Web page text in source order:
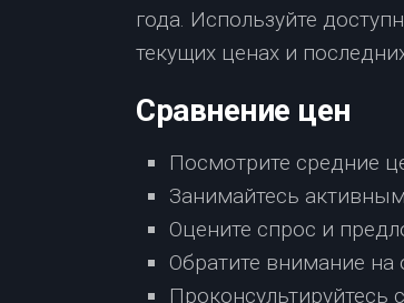
года. Используйте
текущих ценах и
Сравнение цен
Посмотрите средние
Занимайтесь
Оцените спрос и
Обратите внимание
Проконсультируйтесь